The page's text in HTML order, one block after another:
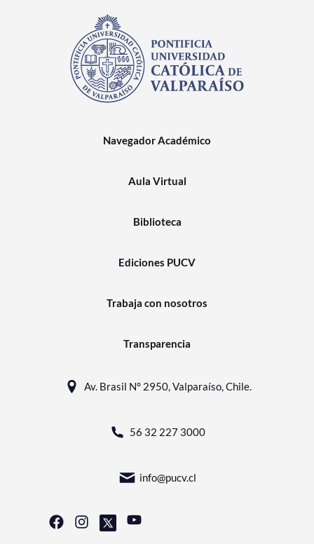
Navegador Académico
Aula Virtual
Biblioteca
Ediciones PUCV
Trabaja con nosotros
Transparencia
Av. Brasil N° 2950, Valparaíso, Chile.
56 32 227 3000
info@pucv.cl